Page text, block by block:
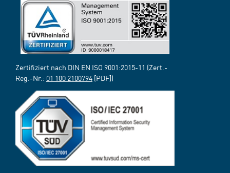
Zertifiziert nach DIN EN ISO 9001:2015-11 (Zert.-
Reg.-Nr.: 01 100 2100794 [PDF])